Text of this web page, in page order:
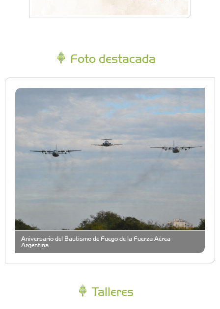
Foto destacada
Aniversario del Bautismo de Fuego de la Fuerza Aérea
Argentina
Talleres